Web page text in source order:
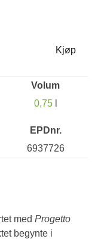
Kjøp
Volum
0,75l
EPDnr.
6937726
medProgetto
begynte i